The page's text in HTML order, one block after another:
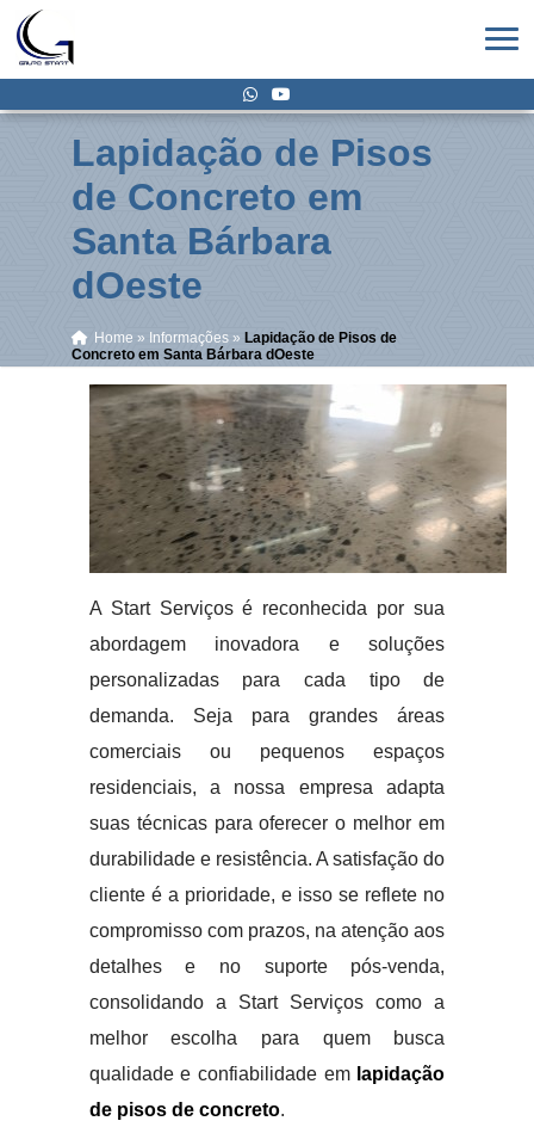
Lapidação de Pisos
de Concreto em
Santa Bárbara
dOeste
Home » Informações » Lapidação de Pisos de
Concreto em Santa Bárbara dOeste
A Start Serviços é reconhecida por sua
abordagem inovadora e soluções
personalizadas para cada tipo de
demanda. Seja para grandes áreas
comerciais ou pequenos espaços
residenciais, a nossa empresa adapta
suas técnicas para oferecer o melhor em
durabilidade e resistência. A satisfação do
cliente é a prioridade, e isso se reflete no
compromisso com prazos, na atenção aos
detalhes e no suporte pós-venda,
consolidando a Start Serviços como a
melhor escolha para quem busca
qualidade e confiabilidade em lapidação
de pisos de concreto.